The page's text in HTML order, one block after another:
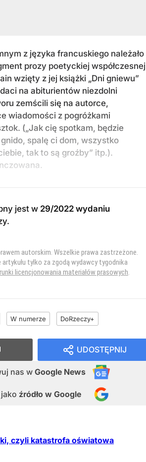
z języka francuskiego należało
prozy poetyckiej współczesnej
wzięty z jej książki „Dni gniewu”
na abiturientów niezdolni
zemścili się na autorce,
wiadomości z pogróżkami
(„Jak cię spotkam, będzie
gnido, spalę ci dom, wszystko
tak to są groźby” itp.).
jest w 29/2022 wydaniu
.
autorskim. Wszelkie prawa zastrzeżone.
tylko za zgodą wydawcy tygodnika
licencjonowania materiałów prasowych
W numerze DoRzeczy+
UDOSTĘPNIJ
nas w Google News
źródło w Google
czyli katastrofa oświatowa